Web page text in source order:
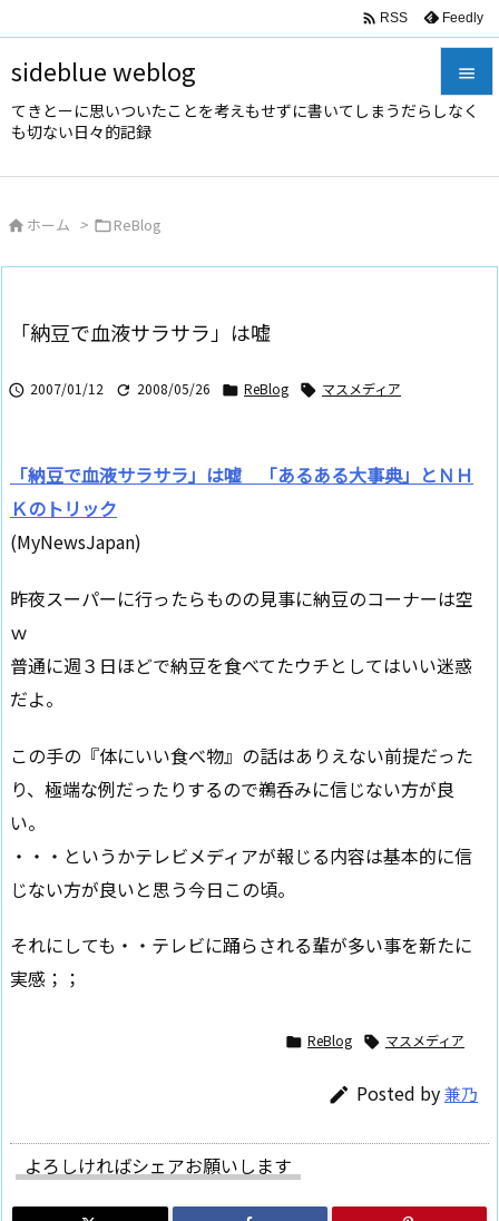
sideblue weblog
てきとーに思いついたことを考えもせずに書いてしまうだらしなく
も切ない日々的記録



 RSS Feedly
 ホーム > ReBlog
「納豆で血液サラサラ」は嘘
 2007/01/12  2008/05/26  ReBlog  マスメディア
「納豆で血液サラサラ」は嘘 「あるある大事典」とＮＨ
Ｋのトリック
(MyNewsJapan)
昨夜スーパーに行ったらものの見事に納豆のコーナーは空
ｗ
普通に週３日ほどで納豆を食べてたウチとしてはいい迷惑
だよ。
この手の『体にいい食べ物』の話はありえない前提だった
り、極端な例だったりするので鵜呑みに信じない方が良
い。
・・・というかテレビメディアが報じる内容は基本的に信
じない方が良いと思う今日この頃。
それにしても・・テレビに踊らされる輩が多い事を新たに
実感；；
 ReBlog  マスメディア
 Posted by兼乃
よろしければシェアお願いします